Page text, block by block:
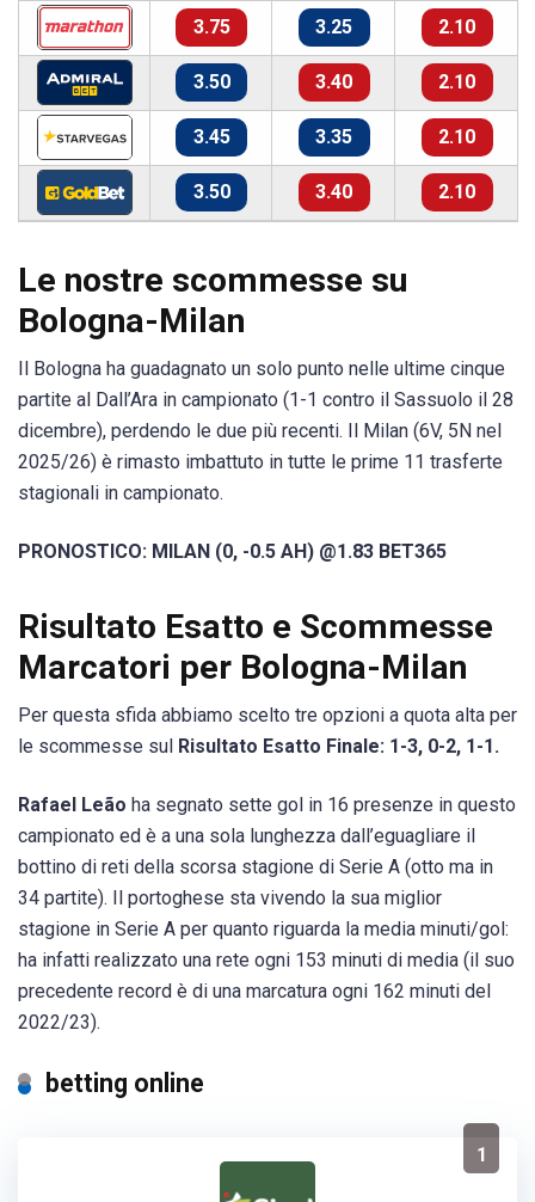
3.75 3.25 2.10
3.50 3.40 2.10
3.45 3.35 2.10
3.50 3.40 2.10
Le nostre scommesse su
Bologna-Milan
Il Bologna ha guadagnato un solo punto nelle ultime cinque
partite al Dall’Ara in campionato (1-1 contro il Sassuolo il 28
dicembre), perdendo le due più recenti. Il Milan (6V, 5N nel
2025/26) è rimasto imbattuto in tutte le prime 11 trasferte
stagionali in campionato.
PRONOSTICO: MILAN (0, -0.5 AH) @1.83 BET365
Risultato Esatto e Scommesse
Marcatori per Bologna-Milan
Per questa sfida abbiamo scelto tre opzioni a quota alta per
le scommesse sul Risultato Esatto Finale: 1-3, 0-2, 1-1.
Rafael Leão ha segnato sette gol in 16 presenze in questo
campionato ed è a una sola lunghezza dall’eguagliare il
bottino di reti della scorsa stagione di Serie A (otto ma in
34 partite). Il portoghese sta vivendo la sua miglior
stagione in Serie A per quanto riguarda la media minuti/gol:
ha infatti realizzato una rete ogni 153 minuti di media (il suo
precedente record è di una marcatura ogni 162 minuti del
2022/23).
betting online
1